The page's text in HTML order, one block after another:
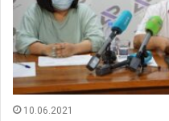
10.06.2021